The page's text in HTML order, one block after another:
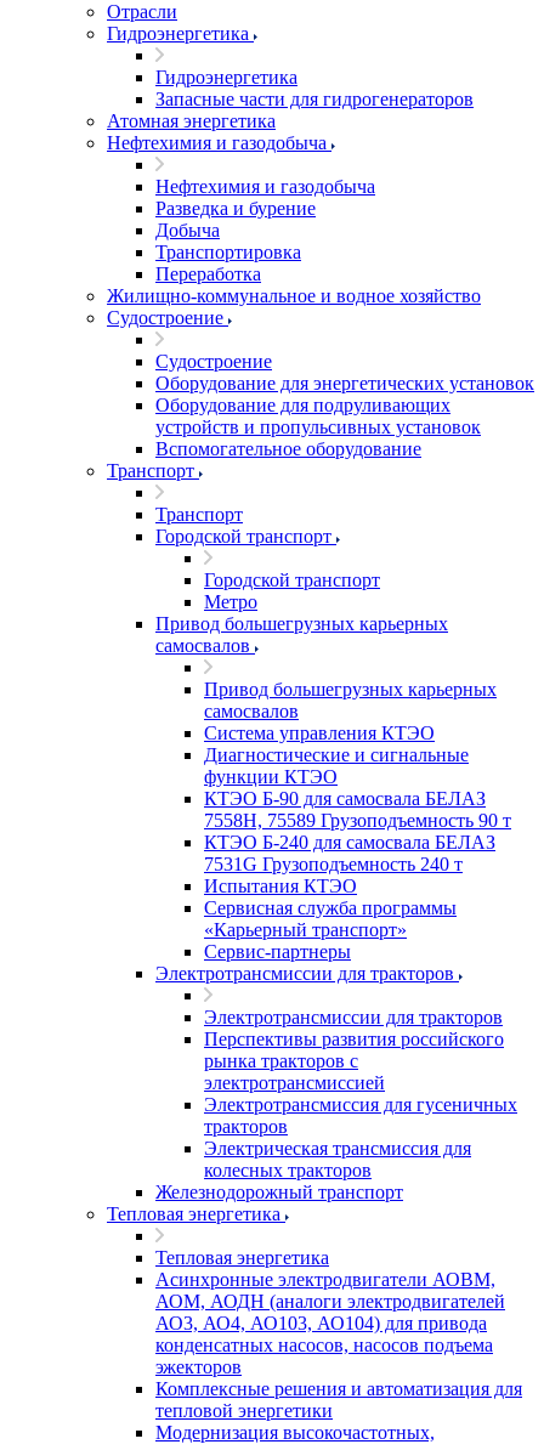
Отрасли
Гидроэнергетика
Гидроэнергетика
Запасные части для гидрогенераторов
Атомная энергетика
Нефтехимия и газодобыча
Нефтехимия и газодобыча
Разведка и бурение
Добыча
Транспортировка
Переработка
Жилищно-коммунальное и водное хозяйство
Судостроение
Судостроение
Оборудование для энергетических установок
Оборудование для подруливающих
устройств и пропульсивных установок
Вспомогательное оборудование
Транспорт
Транспорт
Городской транспорт
Городской транспорт
Метро
Привод большегрузных карьерных
самосвалов
Привод большегрузных карьерных
самосвалов
Система управления КТЭО
Диагностические и сигнальные
функции КТЭО
КТЭО Б-90 для самосвала БЕЛАЗ
7558H, 75589 Грузоподъемность 90 т
КТЭО Б-240 для самосвала БЕЛАЗ
7531G Грузоподъемность 240 т
Испытания КТЭО
Сервисная служба программы
«Карьерный транспорт»
Сервис-партнеры
Электротрансмиссии для тракторов
Электротрансмиссии для тракторов
Перспективы развития российского
рынка тракторов с
электротрансмиссией
Электротрансмиссия для гусеничных
тракторов
Электрическая трансмиссия для
колесных тракторов
Железнодорожный транспорт
Тепловая энергетика
Тепловая энергетика
Асинхронные электродвигатели АОВМ,
АОМ, АОДН (аналоги электродвигателей
АО3, АО4, АО103, АО104) для привода
конденсатных насосов, насосов подъема
эжекторов
Комплексные решения и автоматизация для
тепловой энергетики
Модернизация высокочастотных,